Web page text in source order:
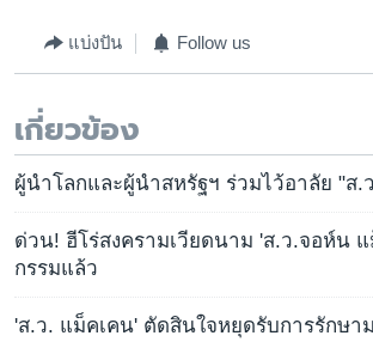
แบ่งปัน Follow us
เกี่ยวข้อง
ผู้นำโลกและผู้นำสหรัฐฯ ร่วมไว้อาลัย "ส
ด่วน! ฮีโร่สงครามเวียดนาม 'ส.ว.จอห์น
กรรมแล้ว
'ส.ว. แม็คเคน' ตัดสินใจหยุดรับการรักษาม